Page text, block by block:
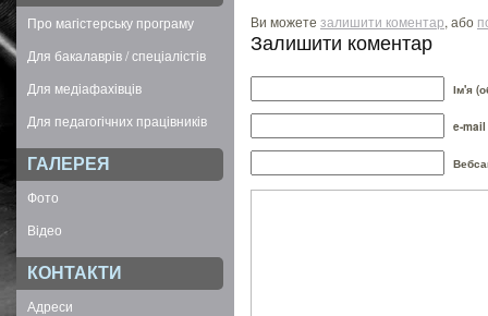
Про магістерську програму
Для бакалаврів / спеціалістів
Для медіафахівців
Для педагогічних працівників
ГАЛЕРЕЯ
Фото
Відео
КОНТАКТИ
Адреси
Ви можете залишити коментар, або
Залишити коментар
Ім'я
e-mail